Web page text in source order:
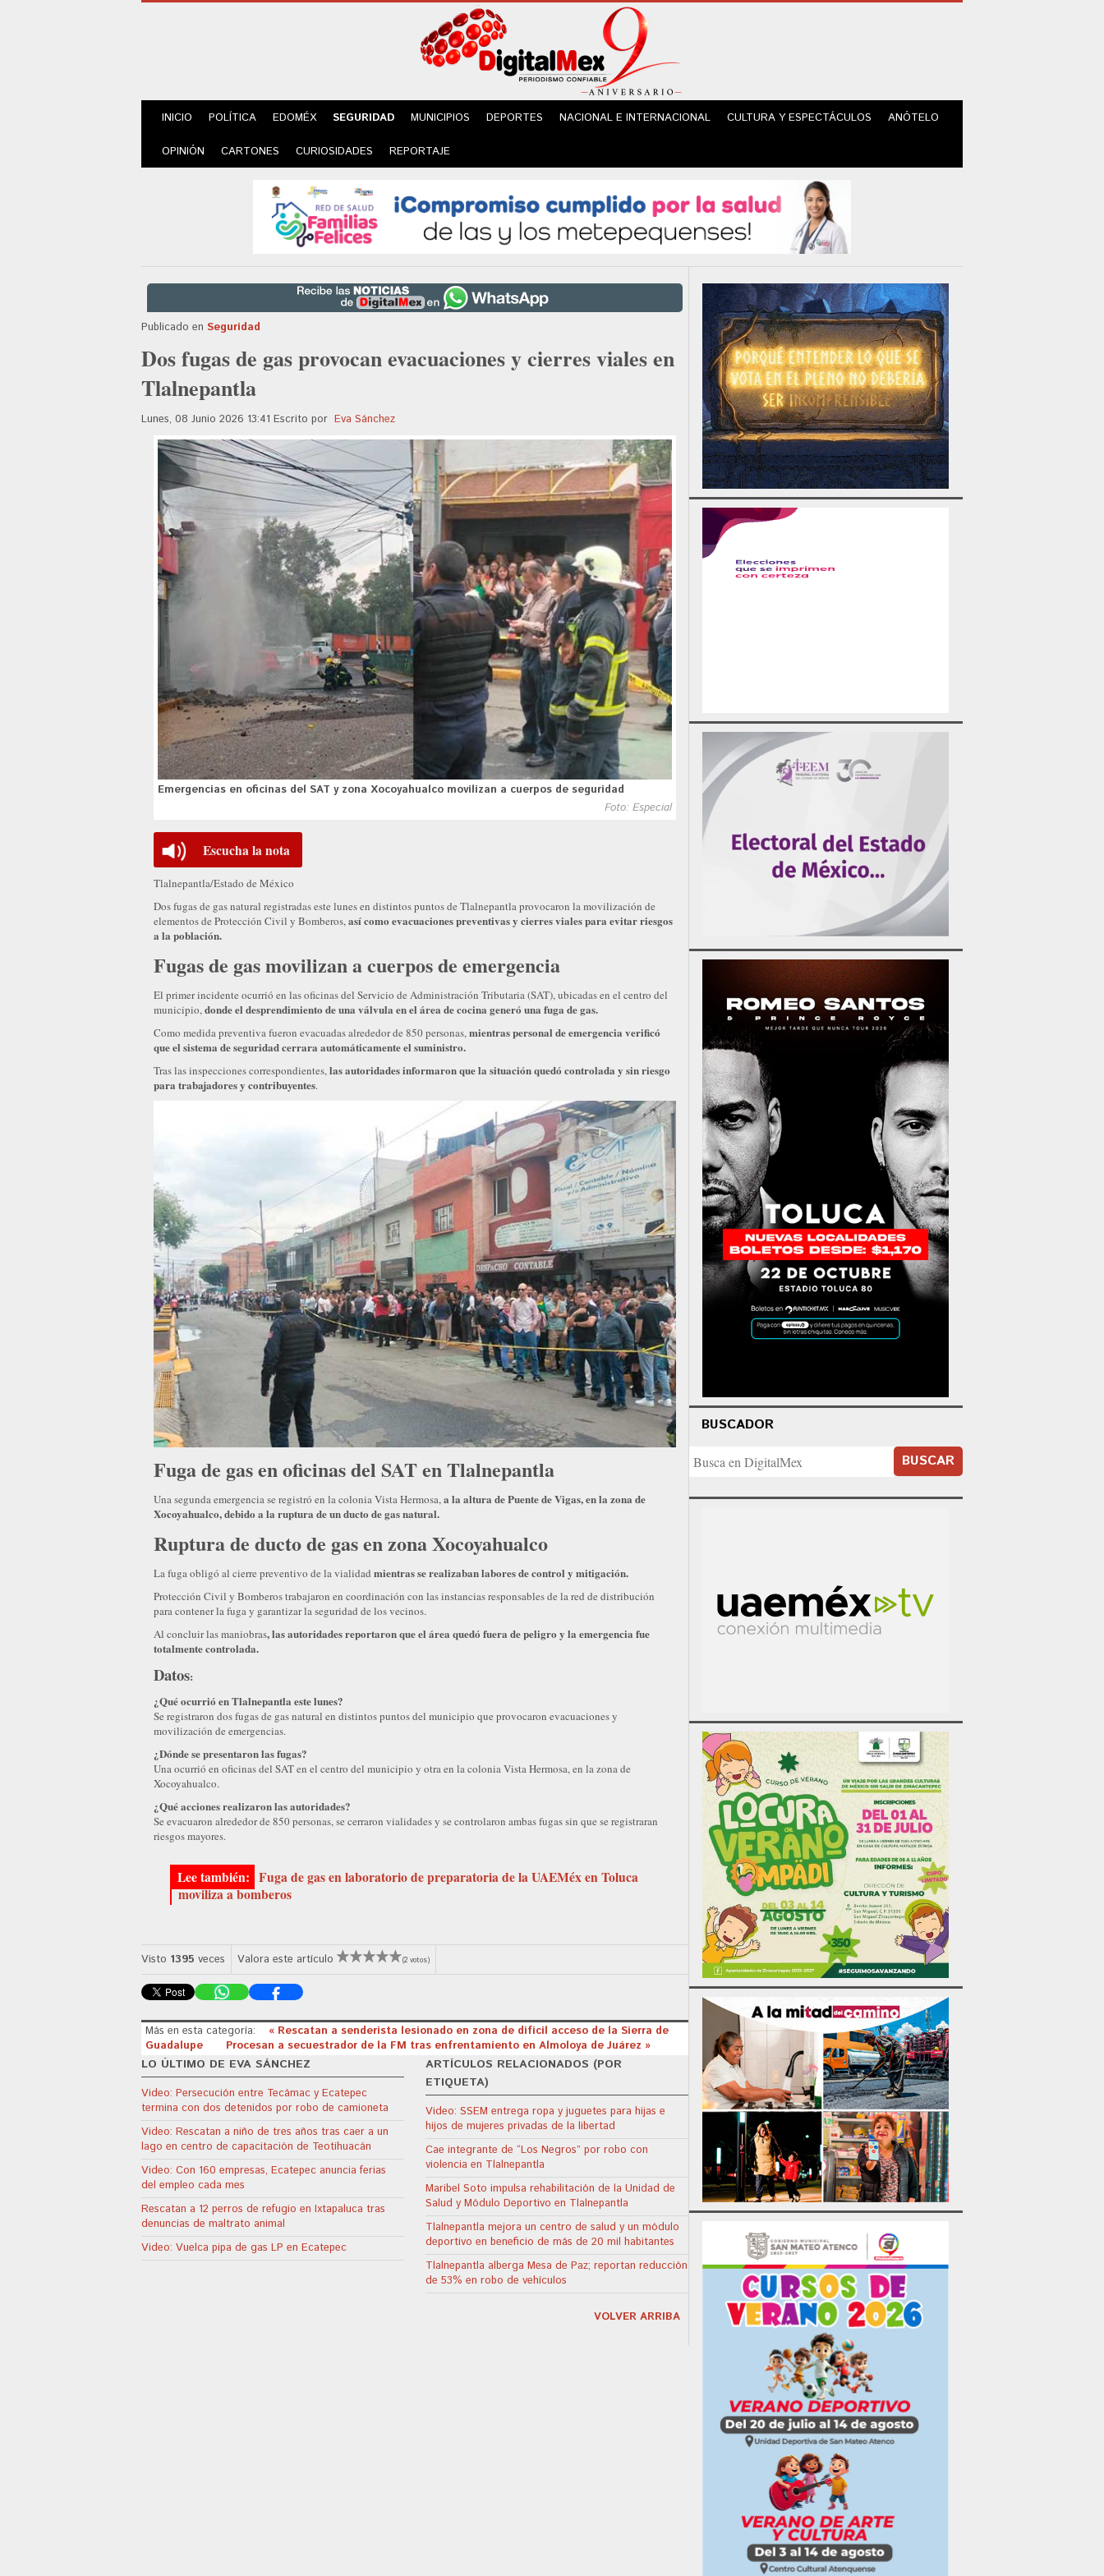
INICIO POLÍTICA EDOMÉX SEGURIDAD MUNICIPIOS DEPORTES NACIONAL E INTERNACIONAL CULTURA Y ESPECTÁCULOS ANÓTELO
OPINIÓN CARTONES CURIOSIDADES REPORTAJE
Publicado en Seguridad
Dos fugas de gas provocan evacuaciones y cierres viales en
Tlalnepantla
Lunes, 08 Junio 2026 13:41 Escrito por Eva Sánchez
Emergencias en oficinas del SAT y zona Xocoyahualco movilizan a cuerpos de seguridad
Foto: Especial
Escucha la nota
Tlalnepantla/Estado de México
Dos fugas de gas natural registradas este lunes en distintos puntos de Tlalnepantla provocaron la movilización de
elementos de Protección Civil y Bomberos,así como evacuaciones preventivas y cierres viales para evitar riesgos
a la población.
Fugas de gas movilizan a cuerpos de emergencia
El primer incidente ocurrió en las oficinas del Servicio de Administración Tributaria (SAT), ubicadas en el centro del
municipio,donde el desprendimiento de una válvula en el área de cocina generó una fuga de gas.
Como medida preventiva fueron evacuadas alrededor de 850 personas,mientras personal de emergencia verificó
que el sistema de seguridad cerrara automáticamente el suministro.
Tras las inspecciones correspondientes,las autoridades informaron que la situación quedó controlada y sin riesgo
para trabajadores y contribuyentes.
Fuga de gas en oficinas del SAT en Tlalnepantla
Una segunda emergencia se registró en la colonia Vista Hermosa, a la altura de Puente de Vigas, en la zona de
Xocoyahualco, debido a la ruptura de un ducto de gas natural.
Ruptura de ducto de gas en zona Xocoyahualco
La fuga obligó al cierre preventivo de la vialidad mientras se realizaban labores de control y mitigación.
Protección Civil y Bomberos trabajaron en coordinación con las instancias responsables de la red de distribución
para contener la fuga y garantizar la seguridad de los vecinos.
Al concluir las maniobras, las autoridades reportaron que el área quedó fuera de peligro y la emergencia fue
totalmente controlada.
Datos:
¿Qué ocurrió en Tlalnepantla este lunes?
Se registraron dos fugas de gas natural en distintos puntos del municipio que provocaron evacuaciones y
movilización de emergencias.
¿Dónde se presentaron las fugas?
Una ocurrió en oficinas del SAT en el centro del municipio y otra en la colonia Vista Hermosa, en la zona de
Xocoyahualco.
¿Qué acciones realizaron las autoridades?
Se evacuaron alrededor de 850 personas, se cerraron vialidades y se controlaron ambas fugas sin que se registraran
riesgos mayores.
Fuga de gas en laboratorio de preparatoria de la UAEMéx en Toluca
moviliza a bomberos
Visto 1395 veces Valora este artículo (2 votos)
Más en esta categoría:
« Rescatan a senderista lesionado en zona de difícil acceso de la Sierra de
Guadalupe
Procesan a secuestrador de la FM tras enfrentamiento en Almoloya de Juárez »
LO ÚLTIMO DE EVA SÁNCHEZ
Video: Persecución entre Tecámac y Ecatepec
termina con dos detenidos por robo de camioneta
Video: Rescatan a niño de tres años tras caer a un
lago en centro de capacitación de Teotihuacán
Video: Con 160 empresas, Ecatepec anuncia ferias
del empleo cada mes
Rescatan a 12 perros de refugio en Ixtapaluca tras
denuncias de maltrato animal
Video: Vuelca pipa de gas LP en Ecatepec
ARTÍCULOS RELACIONADOS (POR
ETIQUETA)
Video: SSEM entrega ropa y juguetes para hijas e
hijos de mujeres privadas de la libertad
Cae integrante de “Los Negros” por robo con
violencia en Tlalnepantla
Maribel Soto impulsa rehabilitación de la Unidad de
Salud y Módulo Deportivo en Tlalnepantla
Tlalnepantla mejora un centro de salud y un módulo
deportivo en beneficio de más de 20 mil habitantes
Tlalnepantla alberga Mesa de Paz; reportan reducción
de 53% en robo de vehículos
VOLVER ARRIBA
BUSCADOR
BUSCAR